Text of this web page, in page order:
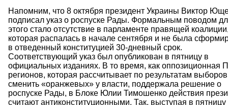
Напомним, что 8 октября президент Украины Виктор
подписал указ о роспуске Рады. Формальным поводом
этого стало отсутствие в парламенте правящей
которая распалась в начале сентября и не была
в отведенный конституцией 30-дневный срок.
Соответствующий указ был опубликован в пятницу в
официальных изданиях. В то время, как оппозиционная
регионов, которая рассчитывает по результатам выборов
сменить «оранжевых» у власти, поддержала решение о
роспуске Рады, в Блоке Юлии Тимошенко действия
считают антиконституционными. Так, выступая в пятницу